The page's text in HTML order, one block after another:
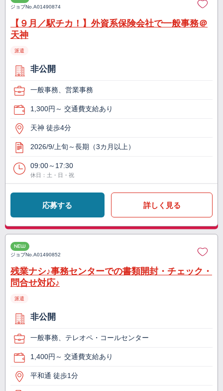
ジョブNo.A01490874
【９月／駅チカ！】外資系保険会社で一般事務＠
天神
派遣
非公開
一般事務、営業事務
1,300円～ 交通費支給あり
天神 徒歩4分
2026/9/上旬～長期（3カ月以上）
09:00～17:30
休日：土・日・祝
応募する 詳しく見る
NEW
ジョブNo.A01490852
残業ナシ♪事務センターでの書類開封・チェック・
問合せ対応♪
派遣
非公開
一般事務、テレオペ・コールセンター
1,400円～ 交通費支給あり
平和通 徒歩1分